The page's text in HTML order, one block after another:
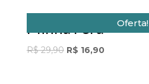
Oferta!
Minha Fera
R$29,90 Original
R$ 16,90Current